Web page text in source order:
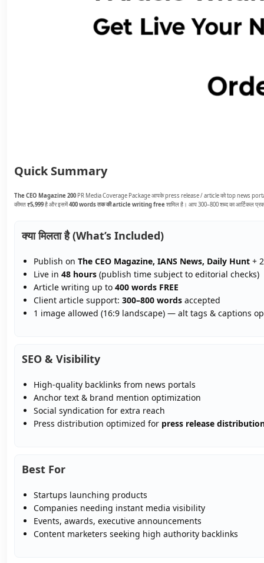
Quick Summary
The CEO Magazine 200 PR Media Coverage Package आपके press release / article को top news
कीमत₹5,999है और इसमें400 words तक की article writing freeशामिल है। आप 300–800 शब्द का आर्टिकल
क्या मिलता है (What’s Included)
Publish on The CEO Magazine, IANS News, Daily Hunt +
Live in 48 hours (publish time subject to editorial checks)
Article writing up to 400 words FREE
Client article support: 300–800 words accepted
1 image allowed (16:9 landscape) — alt tags & captions
SEO & Visibility
High-quality backlinks from news portals
Anchor text & brand mention optimization
Social syndication for extra reach
Press distribution optimized for press release
Best For
Startups launching products
Companies needing instant media visibility
Events, awards, executive announcements
Content marketers seeking high authority backlinks